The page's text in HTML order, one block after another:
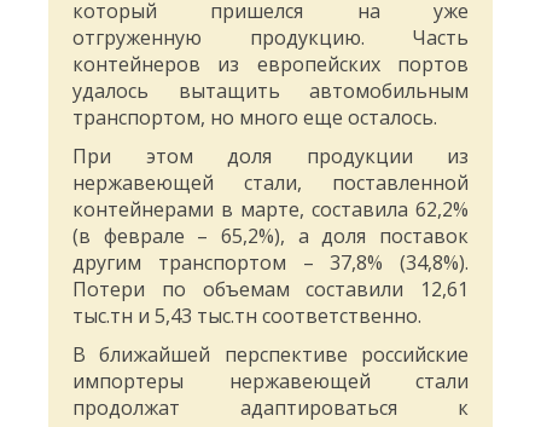
который пришелся на уже
отгруженную продукцию. Часть
контейнеров из европейских портов
удалось вытащить автомобильным
транспортом, но много еще осталось.
При этом доля продукции из
нержавеющей стали, поставленной
контейнерами в марте, составила 62,2%
(в феврале – 65,2%), а доля поставок
другим транспортом – 37,8% (34,8%).
Потери по объемам составили 12,61
тыс.тн и 5,43 тыс.тн соответственно.
В ближайшей перспективе российские
импортеры нержавеющей стали
продолжат адаптироваться к